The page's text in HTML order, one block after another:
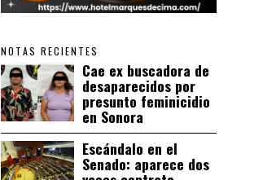
NOTAS RECIENTES
Cae ex buscadora de
desaparecidos por
presunto feminicidio
en Sonora
Escándalo en el
Senado: aparece dos